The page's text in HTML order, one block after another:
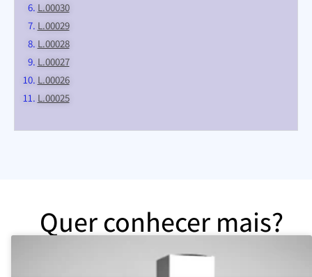
L.00030
L.00029
L.00028
L.00027
L.00026
L.00025
Quer conhecer mais?